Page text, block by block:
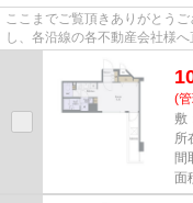
ここまでご覧頂きありがとう
し、各沿線の各不動産会社様
(
敷
所
間
面